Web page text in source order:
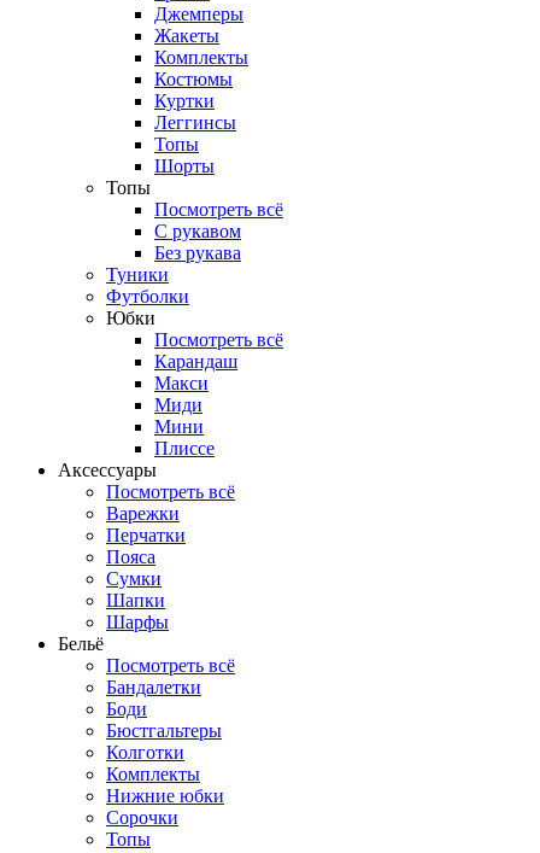
Джемперы
Жакеты
Комплекты
Костюмы
Куртки
Леггинсы
Топы
Шорты
Топы
Посмотреть всё
C рукавом
Без рукава
Туники
Футболки
Юбки
Посмотреть всё
Карандаш
Макси
Миди
Мини
Плиссе
Аксессуары
Посмотреть всё
Варежки
Перчатки
Пояса
Сумки
Шапки
Шарфы
Бельё
Посмотреть всё
Бандалетки
Боди
Бюстгальтеры
Колготки
Комплекты
Нижние юбки
Сорочки
Топы